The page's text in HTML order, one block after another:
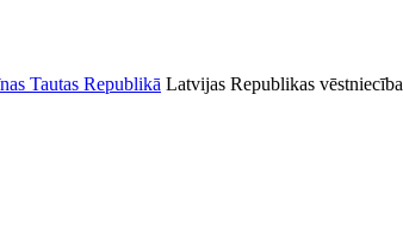
Latvijas Republikas vēstniecība